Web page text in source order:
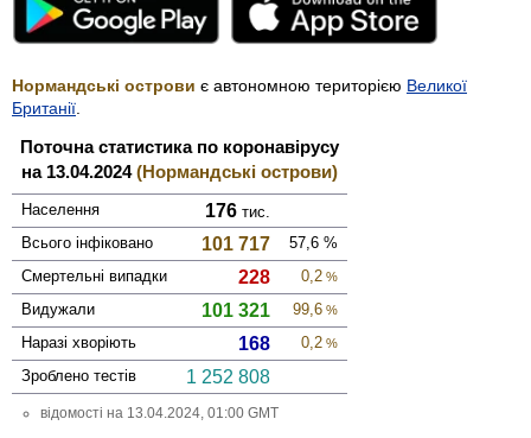
Нормандські острови є автономною територією Великої
Британії
Поточна статистика по коронавірусу
на 13.04.2024(Нормандські острови)
Населення 176 тис.
Всього інфі­ковано
101 717 57,6 %
Смер­тельні випадки
228 0,2 %
Виду­жали 101 321 99,6 %
Наразі хворіють 168 0,2 %
Зроблено тестів 1 252 808
відомості на 13.04.2024, 01:00 GMT